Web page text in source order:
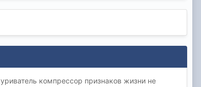
компрессор признаков жизни не